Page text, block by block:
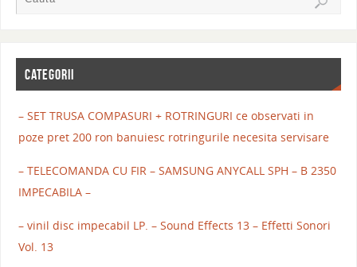
CATEGORII
– SET TRUSA COMPASURI + ROTRINGURI ce observati in
poze pret 200 ron banuiesc rotringurile necesita servisare
– TELECOMANDA CU FIR – SAMSUNG ANYCALL SPH – B 2350
IMPECABILA –
– vinil disc impecabil LP. – Sound Effects 13 – Effetti Sonori
Vol. 13